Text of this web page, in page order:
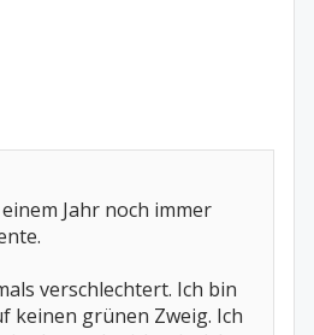
Jahr noch immer
verschlechtert. Ich bin
keinen grünen Zweig. Ich